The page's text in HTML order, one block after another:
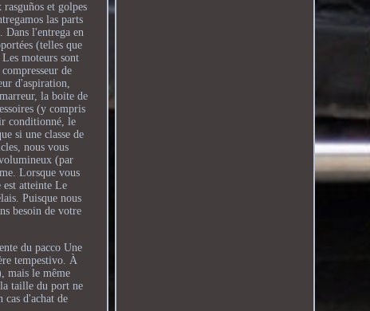
et golpes
las parts
Dans l'entrega en
(telles que
moteurs sont
de
d'aspiration,
la boite de
(y compris
conditionné, le
si une classe de
nous vous
(par
Lorsque vous
est atteinte Le
Puisque nous
besoin de votre
du pacco Une
tempestivo. À
mais le même
taille du port ne
cas d'achat de